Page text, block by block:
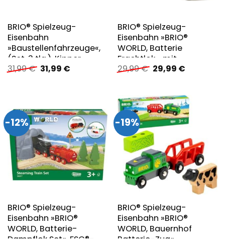
BRIO® Spielzeug-
Eisenbahn
»Baustellenfahrzeuge«,
(Set, 3 tlg.), Kipper,
Walze und Bagger m.
31,99€ Ursprünglicher
Preis
31,99 €Aktueller
BRIO® Spielzeug-
Eisenbahn »BRIO®
WORLD, Batterie
Frachtlok«, mit
LichtfunktionMade in
29,99€ Ursprünglicher
Preis
29,99 €
29,99 €Aktueller
29,99 €.
-12%
BRIO® Spielzeug-
Eisenbahn »BRIO®
WORLD, Batterie-
Dampflok Set«, FSC®-
-19%
BRIO® Spielzeug-
Eisenbahn »BRIO®
WORLD, Bauernhof
Batterie-Zug«